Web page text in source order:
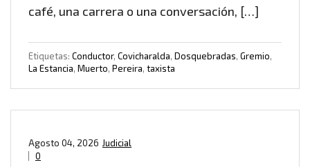
café, una carrera o una conversación, […]
Etiquetas: Conductor, Covicharalda, Dosquebradas, Gremio,
La Estancia, Muerto, Pereira, taxista
Judicial
Agosto 04, 2026
0